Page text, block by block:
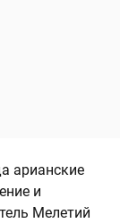
арианские
и
Мелетий